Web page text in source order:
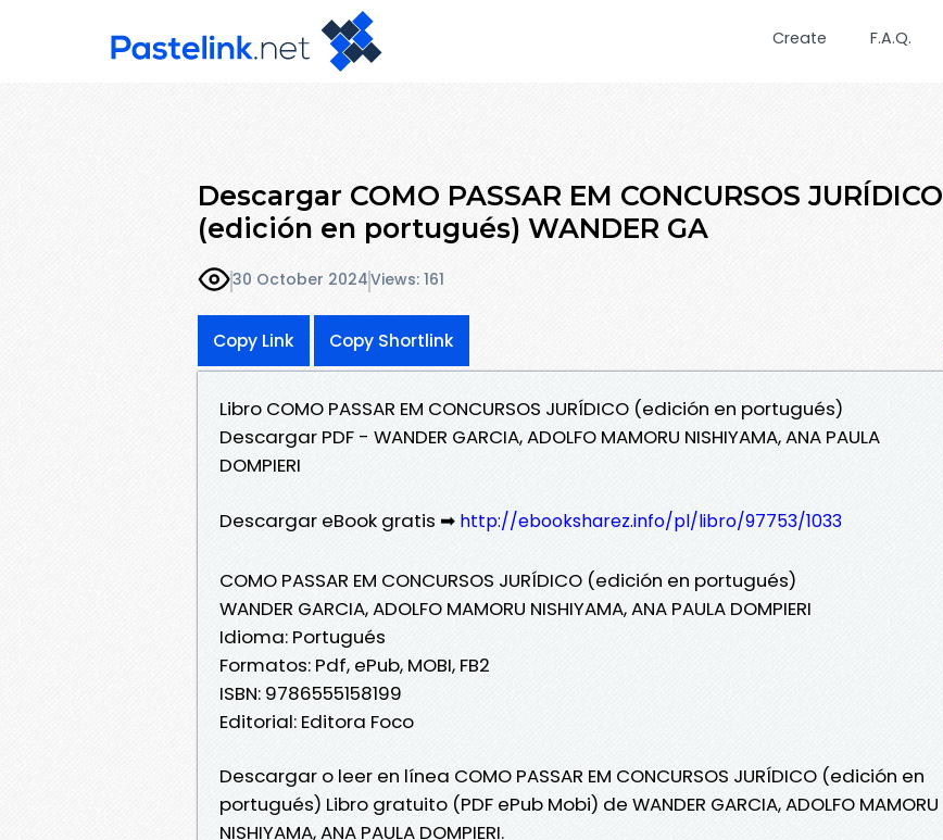
Create F.A.Q.
Descargar COMO PASSAR EM CONCURSOS JURÍDICO
(edición en portugués) WANDER GA
30 October 2024Views: 161
Copy Link Copy Shortlink
Libro COMO PASSAR EM CONCURSOS JURÍDICO (edición en portugués)
Descargar PDF - WANDER GARCIA, ADOLFO MAMORU NISHIYAMA, ANA PAULA
DOMPIERI
Descargar eBook gratis ➡ http://ebooksharez.info/pl/libro/97753/1033
COMO PASSAR EM CONCURSOS JURÍDICO (edición en portugués)
WANDER GARCIA, ADOLFO MAMORU NISHIYAMA, ANA PAULA DOMPIERI
Idioma: Portugués
Formatos: Pdf, ePub, MOBI, FB2
ISBN: 9786555158199
Editorial: Editora Foco
Descargar o leer en línea COMO PASSAR EM CONCURSOS JURÍDICO (edición en
portugués) Libro gratuito (PDF ePub Mobi) de WANDER GARCIA, ADOLFO MAMORU
NISHIYAMA, ANA PAULA DOMPIERI.